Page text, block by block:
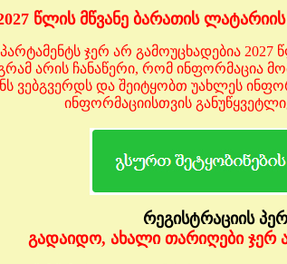
წლის მწვანე ბარათის
ჯერ არ გამოუცხადებია
არის ჩანაწერი, რომ ინფორმაცია
ვებგვერდს და შეიტყობთ უახლეს
ინფორმაციისთვის
რეგისტრაციის
გადაიდო, ახალი თარიღები ჯერ